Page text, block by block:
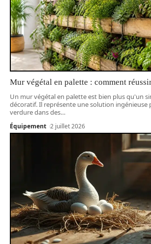
Mur végétal en palette : comment
Un mur végétal en palette est bien plus qu'un
décoratif. Il représente une solution ingénieuse
verdure dans des…
Équipement 2 juillet 2026